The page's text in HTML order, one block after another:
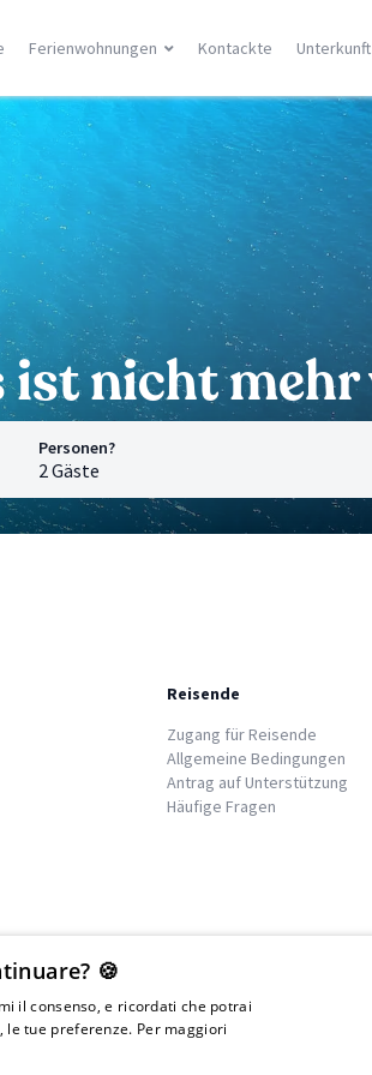
Ferienwohnungen
Griechische Insel
Zante
Samos
Kreta
Mykonos
Santorini
Corfù
Alle Orte
Kanaren
Gran Canarie
Tenerife
Lanzarote
Alle Orte
Kontackte
ist nicht
Personen?
Reisende
Zugang für Reisende
Allgemeine Bedingungen
Antrag auf Unterstützung
Häufige Fragen
🍪
il consenso, e ricordati che potrai
tue preferenze. Per maggiori